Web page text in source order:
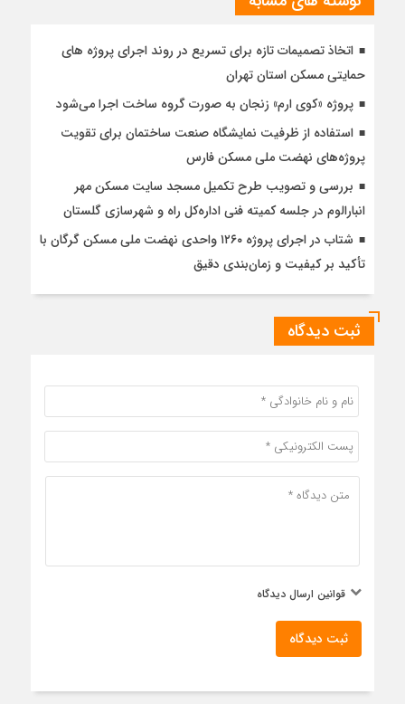
اتخاذ تصمیمات تازه برای تسریع در روند اجرای پروژه های
حمایتی مسکن استان تهران
پروژه «کوی ارم» زنجان به صورت گروه ساخت اجرا می‌شود
استفاده از ظرفیت نمایشگاه صنعت ساختمان برای تقویت
پروژه‌های نهضت ملی مسکن فارس
بررسی و تصویب طرح تکمیل مسجد سایت مسکن مهر
انبارالوم در جلسه کمیته فنی اداره‌کل راه و شهرسازی گلستان
شتاب در اجرای پروژه ۱۲۶۰ واحدی نهضت ملی مسکن گرگان با
تأکید بر کیفیت و زمان‌بندی دقیق
ثبت دیدگاه
قوانین ارسال دیدگاه
ثبت دیدگاه